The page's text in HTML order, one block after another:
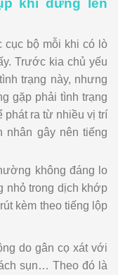
cục bộ mỗi khi có lò
Trước kia chủ yếu
trạng này, nhưng
gặp phải tình trạng
phát ra từ nhiều vị trí
nhân gây nên tiếng
không đáng lo
nhỏ trong dịch khớp
kèm theo tiếng lộp
do gân cọ xát với
sụn… Theo đó là